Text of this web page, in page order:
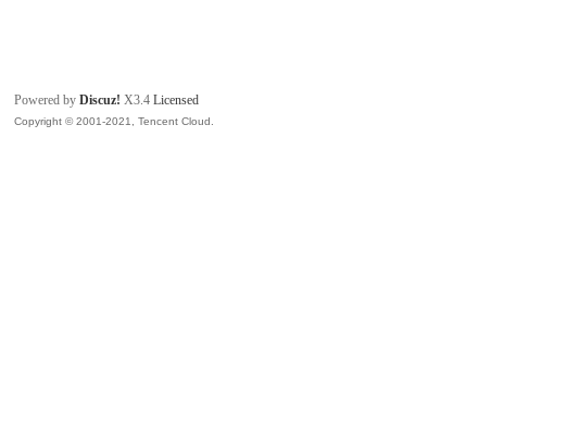
Powered byDiscuz! X3.4 Licensed
Copyright © 2001-2021, Tencent Cloud.